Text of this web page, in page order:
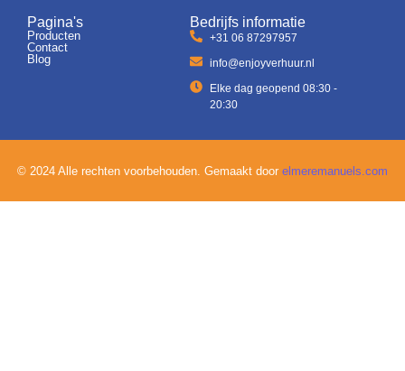
Pagina's
Producten
Contact
Blog
Bedrijfs informatie
+31 06 87297957
info@enjoyverhuur.nl
Elke dag geopend 08:30 -
20:30
© 2024 Alle rechten voorbehouden. Gemaakt door elmeremanuels.com